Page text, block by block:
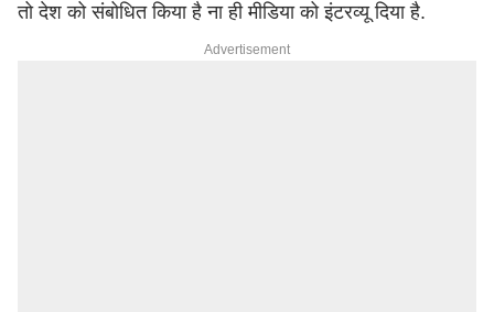
तो देश को संबोधित किया है ना ही मीडिया को इंटरव्यू दिया है.
Advertisement